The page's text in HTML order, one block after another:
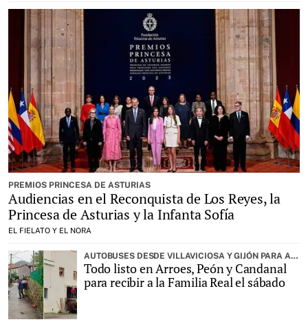
PREMIOS PRINCESA DE ASTURIAS
Audiencias en el Reconquista de Los Reyes, la
Princesa de Asturias y la Infanta Sofía
EL FIELATO Y EL NORA
AUTOBUSES DESDE VILLAVICIOSA Y GIJÓN PARA ASISTIR A LA ENTREGA DEL PREMIO PUEBLO EJEMPLAR
Todo listo en Arroes, Peón y Candanal
para recibir a la Familia Real el sábado